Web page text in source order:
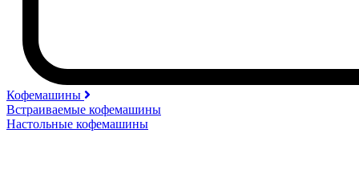
Кофемашины
Встраиваемые кофемашины
Настольные кофемашины